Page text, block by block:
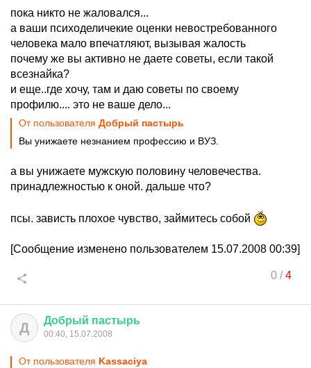
пока никто не жаловался...
а ваши психоделичекие оценки невостребованного
человека мало впечатляют, вызывая жалость
почему же вы активно не даете советы, если такой
всезнайка?
и еще..где хочу, там и даю советы по своему
профилю.... это не ваше дело...
От пользователя Добрый пастырь
Вы унижаете незнанием профессию и ВУЗ.
а вы унижаете мужскую половину человечества.
принадлежностью к оной. дальше что?
псы. зависть плохое чувство, займитесь собой
[Сообщение изменено пользователем 15.07.2008 00:39]
0/4
Д Добрый пастырь
00:40, 15.07.2008
От пользователя Kassaciya